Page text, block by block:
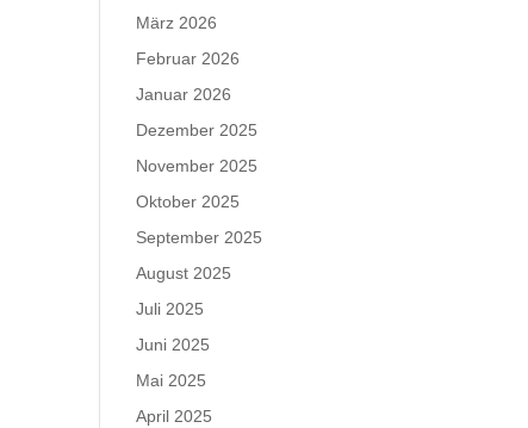
März 2026
Februar 2026
Januar 2026
Dezember 2025
November 2025
Oktober 2025
September 2025
August 2025
Juli 2025
Juni 2025
Mai 2025
April 2025